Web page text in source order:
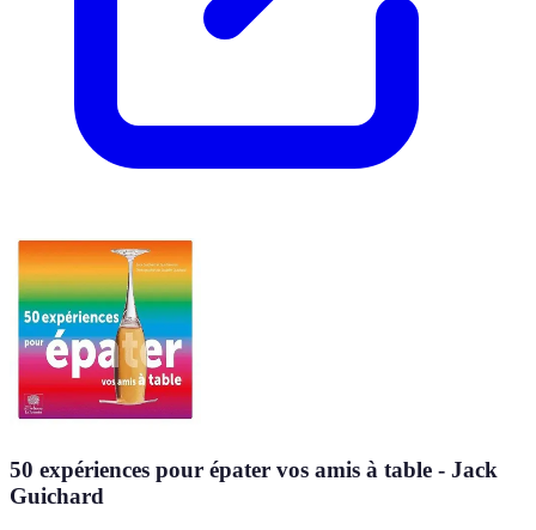
50 expériences pour épater vos amis à table - Jack
Guichard